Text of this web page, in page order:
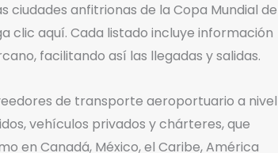
anfitrionas de la Copa Mundial de
clic aquí. Cada listado incluye información
facilitando así las llegadas y salidas.
de transporte aeroportuario a nivel
vehículos privados y chárteres, que
en Canadá, México, el Caribe, América